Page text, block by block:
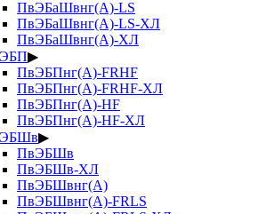
ПвЭБаШвнг(А)-LS
ПвЭБаШвнг(А)-LS-ХЛ
ПвЭБаШвнг(А)-ХЛ
▶
ПвЭБПнг(А)-FRHF
ПвЭБПнг(А)-FRHF-ХЛ
ПвЭБПнг(А)-HF
ПвЭБПнг(А)-HF-ХЛ
▶
ПвЭБШв
ПвЭБШв-ХЛ
ПвЭБШвнг(А)
ПвЭБШвнг(А)-FRLS